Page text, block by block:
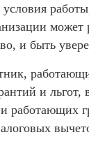
может
и быть
и льгот,
работающих